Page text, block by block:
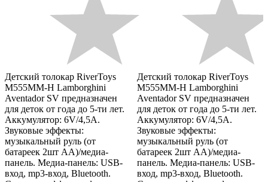
Детский толокар RiverToys
M555MM-H Lamborghini
Aventador SV предназначен
для деток от года до 5-ти лет.
Аккумулятор: 6V/4,5А.
Звуковые эффекты:
музыкальный руль (от
батареек 2шт АА)/медиа-
панель. Медиа-панель: USB-
вход, mp3-вход, Bluetooth.
Детский толокар RiverToys
M555MM-H Lamborghini
Aventador SV предназначен
для деток от года до 5-ти лет.
Аккумулятор: 6V/4,5А.
Звуковые эффекты:
музыкальный руль (от
батареек 2шт АА)/медиа-
панель. Медиа-панель: USB-
вход, mp3-вход, Bluetooth.